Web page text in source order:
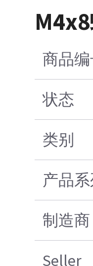
商品
状态
类别
产品系
制造商
Seller